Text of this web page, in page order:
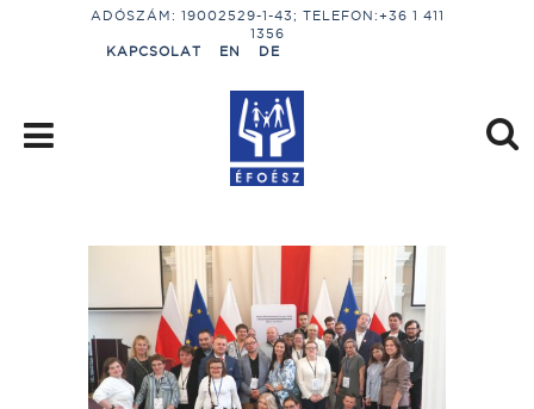
ADÓSZÁM: 19002529-1-43; TELEFON:+36 1 411
1356
KAPCSOLAT
EN DE